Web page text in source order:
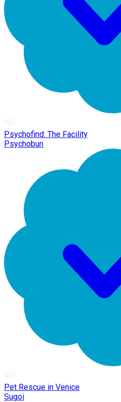
Psychofind: The Facility
Psychobun
Pet Rescue in Venice
Sugoi